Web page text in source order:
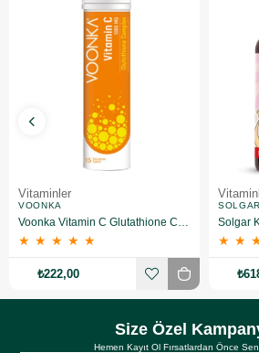
Vitaminler
VOONKA
★ ★ ★ ★ ★
₺222,00
SOLGAR
★ ★
Size Özel
Hemen Kayıt Ol Fırsatlardan Önce